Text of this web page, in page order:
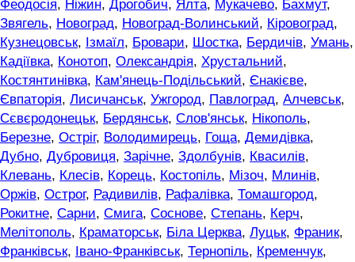
Феодосія, Ніжин, Дрогобич, Ялта, Мукачево, Бахмут,
Звягель, Новоград, Новоград-Волинський, Кіровоград,
Кузнецовськ, Ізмаїл, Бровари, Шостка, Бердичів, Умань,
Кадіївка, Конотоп, Олександрія, Хрустальний,
Костянтинівка, Кам'янець-Подільський, Єнакієве,
Євпаторія, Лисичанськ, Ужгород, Павлоград, Алчевськ,
Сєвєродонецьк, Бердянськ, Слов'янськ, Нікополь,
Березне, Остріг, Володимирець, Гоща, Демидівка,
Дубно, Дубровиця, Зарічне, Здолбунів, Квасилів,
Клевань, Клесів, Корець, Костопіль, Мізоч, Млинів,
Оржів, Острог, Радивилів, Рафалівка, Томашгород,
Рокитне, Сарни, Смига, Соснове, Степань, Керч,
Мелітополь, Краматорськ, Біла Церква, Луцьк, Франик,
Франківськ, Івано-Франківськ, Тернопіль, Кременчук,